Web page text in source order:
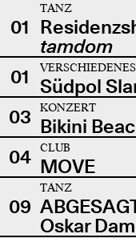
01
TANZ
tamdom
01
VERSCHIEDENES
Südpol
03
KONZERT
Bikini
04
CLUB
MOVE
09
TANZ
Oskar